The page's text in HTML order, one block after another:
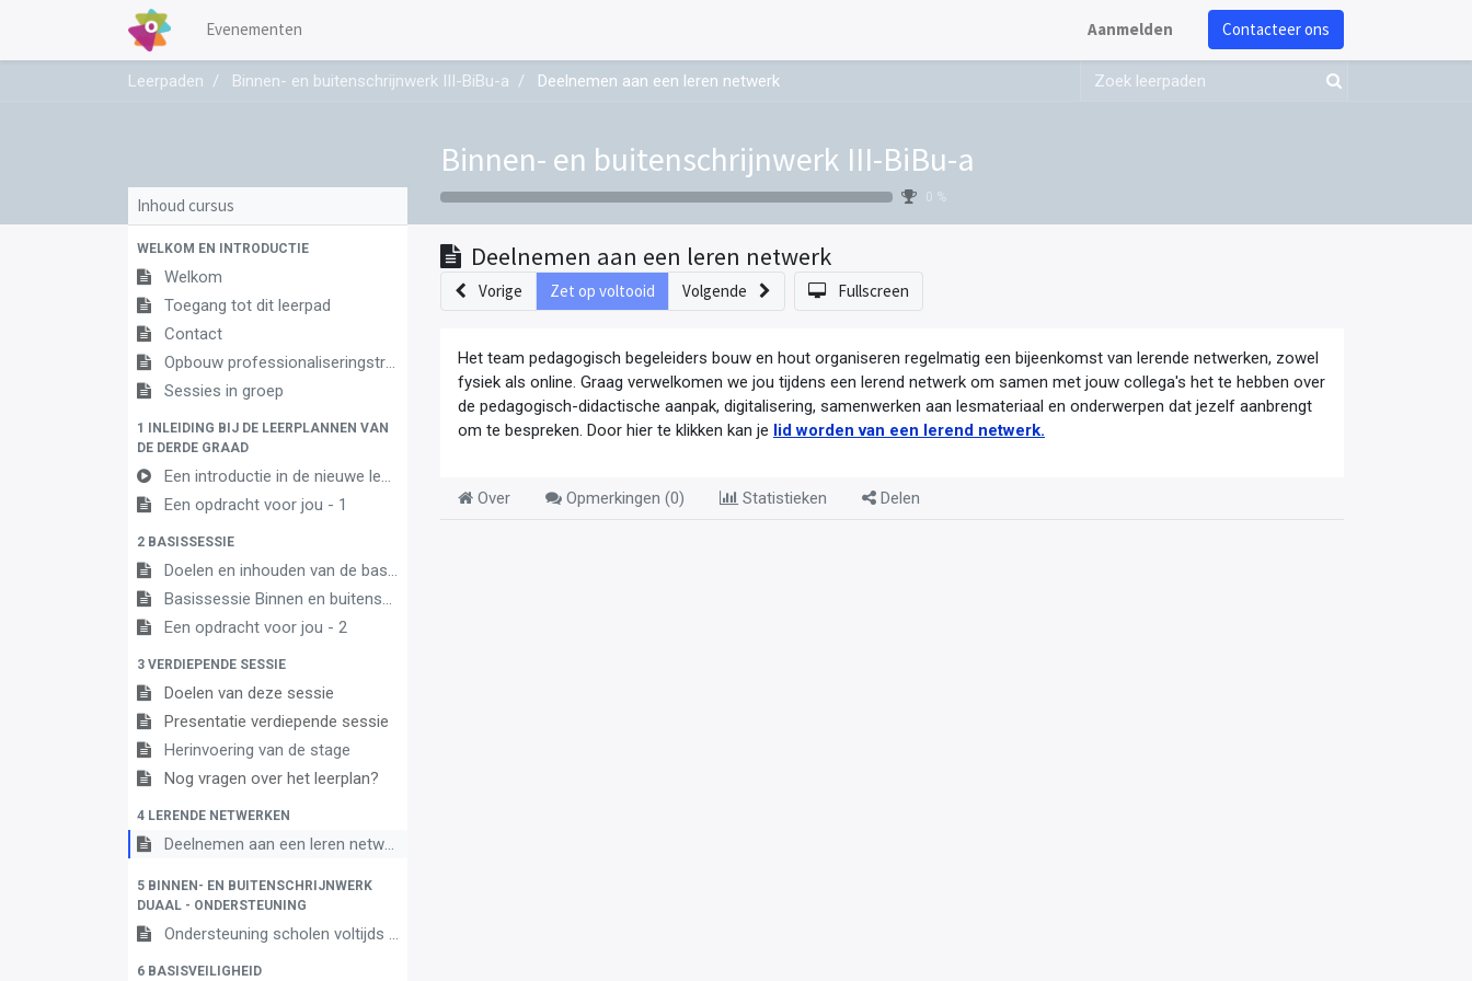
Evenementen Aanmelden Contacteer ons
Leerpaden Binnen- en buitenschrijnwerk III-BiBu-a Deelnemen aan een leren netwerk
Binnen- en buitenschrijnwerk III-BiBu-a
0 %
Inhoud cursus
WELKOM EN INTRODUCTIE
Welkom
Toegang tot dit leerpad
Contact
Opbouw professionaliseringstraject
Sessies in groep
1 INLEIDING BIJ DE LEERPLANNEN VAN
DE DERDE GRAAD
Een introductie in de nieuwe leerplannen van de derde graad
Een opdracht voor jou - 1
2 BASISSESSIE
Doelen en inhouden van de basissessie
Basissessie Binnen en buitenschrijnwerk 3A
Een opdracht voor jou - 2
3 VERDIEPENDE SESSIE
Doelen van deze sessie
Presentatie verdiepende sessie
Herinvoering van de stage
Nog vragen over het leerplan?
4 LERENDE NETWERKEN
Deelnemen aan een leren netwerk
5 BINNEN- EN BUITENSCHRIJNWERK
DUAAL - ONDERSTEUNING
Ondersteuning scholen voltijds onderwijs en centra leren en werken
6 BASISVEILIGHEID
Deelnemen aan een leren netwerk
Vorige Zet op voltooid Volgende Fullscreen
Het team pedagogisch begeleiders bouw en hout organiseren regelmatig een bijeenkomst van lerende netwerken, zowel
fysiek als online. Graag verwelkomen we jou tijdens een lerend netwerk om samen met jouw collega's het te hebben over
de pedagogisch-didactische aanpak, digitalisering, samenwerken aan lesmateriaal en onderwerpen dat jezelf aanbrengt
om te bespreken. Door hier te klikken kan je lid worden van een lerend netwerk.
Over Opmerkingen (0) Statistieken Delen